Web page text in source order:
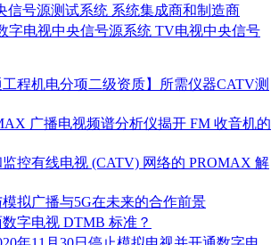
信号源测试系统 系统集成商和制造商
字电视中央信号源系统 TV电视中央信号
工程机电分项二级资质】所需仪器CATV测
广播电视频谱分析仪揭开 FM 收音机的
控有线电视 (CATV) 网络的 PROMAX 解
拟广播与5G在未来的合作前景
字电视 DTMB 标准？